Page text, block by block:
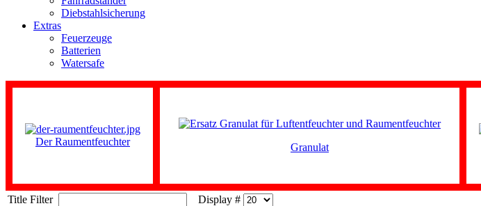
Diebstahlsicherung
Extras
Feuerzeuge
Batterien
Watersafe
Der Raumentfeuchter Granulat
Title Filter Display #